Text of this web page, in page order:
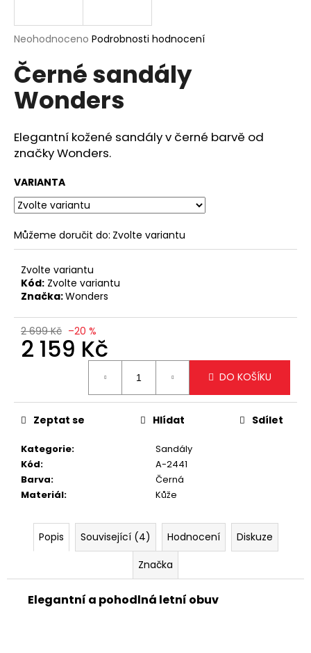
Průměrné
produktu
je
0,0
z
hvězdiček.
Neohodnoceno Podrobnosti hodnocení
Černé sandály
Wonders
Elegantní kožené sandály v černé barvě od
značky Wonders.
VARIANTA
Můžeme doručit do: Zvolte variantu
Zvolte variantu
Kód: Zvolte variantu
Značka:Wonders
2 699 Kč –20 %
2 159 Kč
DO KOŠÍKU
Kategorie:
Sandály
Kód:
A-2441
Barva:
Černá
Materiál: Kůže
Zeptat se Hlídat Sdílet
Popis Související (4) Hodnocení
Diskuze
Značka
Elegantní a pohodlná letní obuv
j
t
?
o
p
o
u
č
u
TRENDY
BÍLÁ
CROSSBODY
KABELKA
299